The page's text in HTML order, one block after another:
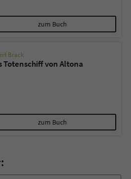
zum Buch
Brack
Totenschiff von Altona
zum Buch